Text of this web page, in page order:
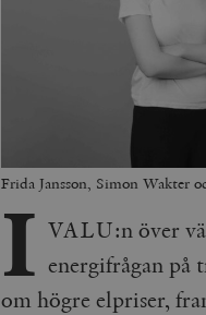
Frida Jansson, Simon Wakter
I VALU:n över
energifrågan på
om högre elpriser,